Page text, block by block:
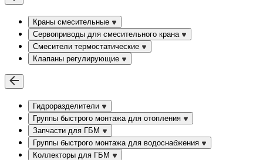
Краны смесительные
Сервоприводы для смесительного крана
Смесители термостатические
Клапаны регулирующие
Гидроразделители
Группы быстрого монтажа для отопления
Запчасти для ГБМ
Группы быстрого монтажа для водоснабжения
Коллекторы для ГБМ